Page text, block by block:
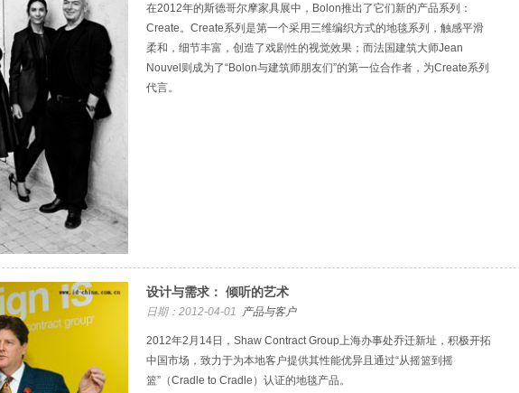
在2012年的斯德哥尔摩家具展中，Bolon推出了它们新的产品系列：
Create。Create系列是第一个采用三维编织方式的地毯系列，触感平滑
柔和，细节丰富，创造了戏剧性的视觉效果；而法国建筑大师Jean
Nouvel则成为了“Bolon与建筑师朋友们”的第一位合作者，为Create系列
代言。
设计与需求： 倾听的艺术
日期：2012-04-01 产品与客户
2012年2月14日，Shaw Contract Group上海办事处乔迁新址，积极开拓
中国市场，致力于为本地客户提供其性能优异且通过“从摇篮到摇
篮”（Cradle to Cradle）认证的地毯产品。